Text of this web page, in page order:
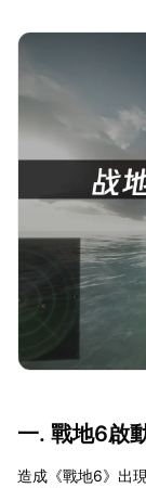
一. 戰地6啟
造成《戰地6》出